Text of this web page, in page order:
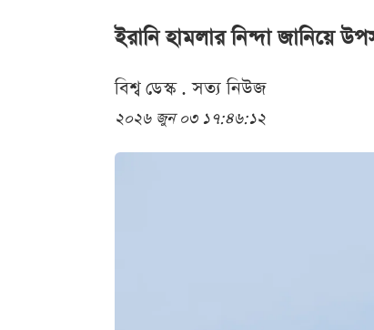
ইরানি হামলার নিন্দা জানিয়ে
বিশ্ব ডেস্ক . সত্য নিউজ
২০২৬ জুন ০৩ ১৭:৪৬:১২